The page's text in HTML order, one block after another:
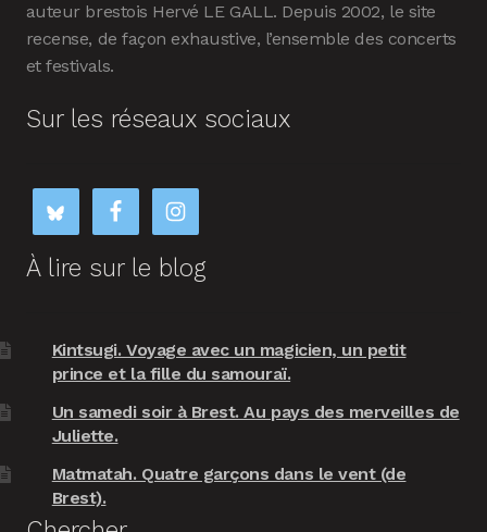
auteur brestois Hervé LE GALL. Depuis 2002, le site
recense, de façon exhaustive, l’ensemble des concerts
et festivals.
Sur les réseaux sociaux
À lire sur le blog
Kintsugi. Voyage avec un magicien, un petit
prince et la fille du samouraï.
Un samedi soir à Brest. Au pays des merveilles de
Juliette.
Matmatah. Quatre garçons dans le vent (de
Brest).